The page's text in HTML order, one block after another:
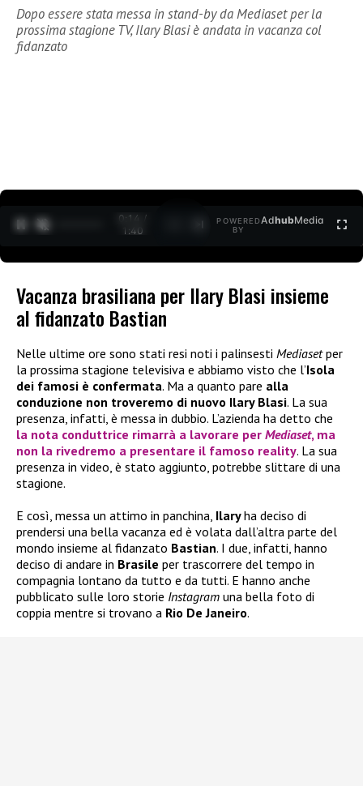
Dopo essere stata messa in stand-by da Mediaset per la
prossima stagione TV, Ilary Blasi è andata in vacanza col
fidanzato
0:15 /
1:40
POWERED
BY
AdhubMedia
Vacanza brasiliana per Ilary Blasi insieme
al fidanzato Bastian
Nelle ultime ore sono stati resi noti i palinsesti Mediasetper
la prossima stagione televisiva e abbiamo visto che l’Isola
dei famosi è confermata. Ma a quanto pare alla
conduzione non troveremo di nuovo Ilary Blasi. La sua
presenza, infatti, è messa in dubbio. L’azienda ha detto che
la nota conduttrice rimarrà a lavorare per Mediaset, ma
non la rivedremo a presentare il famoso reality. La sua
presenza in video, è stato aggiunto, potrebbe slittare di una
stagione.
E così, messa un attimo in panchina, Ilaryha deciso di
prendersi una bella vacanza ed è volata dall’altra parte del
mondo insieme al fidanzato Bastian. I due, infatti, hanno
deciso di andare in Brasile per trascorrere del tempo in
compagnia lontano da tutto e da tutti. E hanno anche
pubblicato sulle loro storie Instagram una bella foto di
coppia mentre si trovano a Rio De Janeiro.